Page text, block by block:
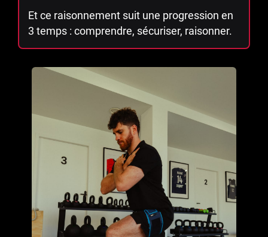
Et ce raisonnement suit une progression en
3 temps : comprendre, sécuriser, raisonner.